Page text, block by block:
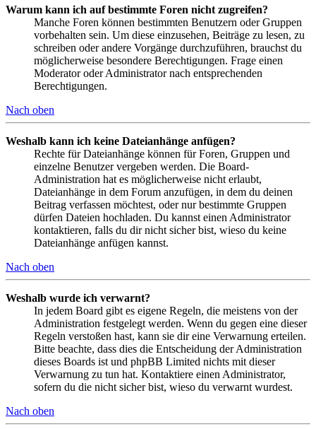
Warum kann ich auf bestimmte Foren nicht zugreifen?
Manche Foren können bestimmten Benutzern oder Gruppen
vorbehalten sein. Um diese einzusehen, Beiträge zu lesen, zu
schreiben oder andere Vorgänge durchzuführen, brauchst du
möglicherweise besondere Berechtigungen. Frage einen
Moderator oder Administrator nach entsprechenden
Berechtigungen.
Nach oben
Weshalb kann ich keine Dateianhänge anfügen?
Rechte für Dateianhänge können für Foren, Gruppen und
einzelne Benutzer vergeben werden. Die Board-
Administration hat es möglicherweise nicht erlaubt,
Dateianhänge in dem Forum anzufügen, in dem du deinen
Beitrag verfassen möchtest, oder nur bestimmte Gruppen
dürfen Dateien hochladen. Du kannst einen Administrator
kontaktieren, falls du dir nicht sicher bist, wieso du keine
Dateianhänge anfügen kannst.
Nach oben
Weshalb wurde ich verwarnt?
In jedem Board gibt es eigene Regeln, die meistens von der
Administration festgelegt werden. Wenn du gegen eine dieser
Regeln verstoßen hast, kann sie dir eine Verwarnung erteilen.
Bitte beachte, dass dies die Entscheidung der Administration
dieses Boards ist und phpBB Limited nichts mit dieser
Verwarnung zu tun hat. Kontaktiere einen Administrator,
sofern du die nicht sicher bist, wieso du verwarnt wurdest.
Nach oben